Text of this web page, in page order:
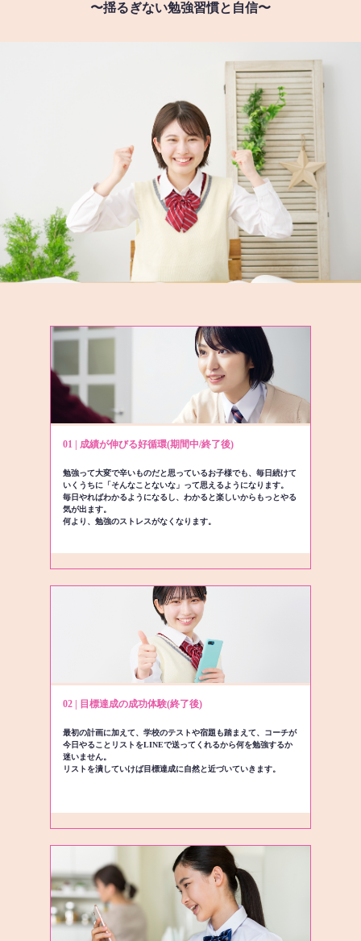
〜揺るぎない勉強習慣と自信〜
01 | 成績が伸びる好循環(期間中/終了後)
勉強って大変で辛いものだと思っているお子様でも、毎日続けて
いくうちに「そんなことないな」って思えるようになります。
毎日やればわかるようになるし、わかると楽しいからもっとやる
気が出ます。
何より、勉強のストレスがなくなります。
02 | 目標達成の成功体験(終了後)
最初の計画に加えて、学校のテストや宿題も踏まえて、コーチが
今日やることリストをLINEで送ってくれるから何を勉強するか
迷いません。
リストを潰していけば目標達成に自然と近づいていきます。